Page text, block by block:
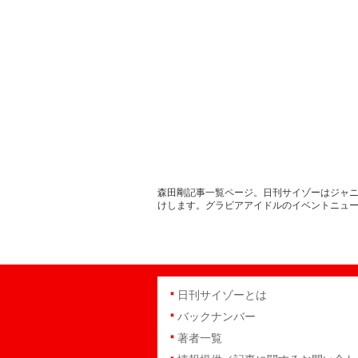
森田剛記事一覧ページ。日刊サイゾーはジャ
けします。グラビアアイドルのイベントニ
日刊サイゾーとは
バックナンバー
著者一覧